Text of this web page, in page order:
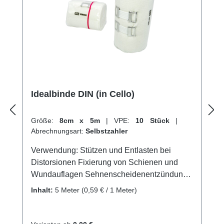
Idealbinde DIN (in Cello)
Größe: 8cm x 5m | VPE: 10 Stück |
Abrechnungsart: Selbstzahler
Verwendung: Stützen und Entlasten bei
Distorsionen Fixierung von Schienen und
Wundauflagen Sehnenscheidenentzündung
Stützung und Entlastung von Gelenken
Thromboseprophylaxe Kontusionen
Inhalt: 5 Meter (0,59 € / 1 Meter)